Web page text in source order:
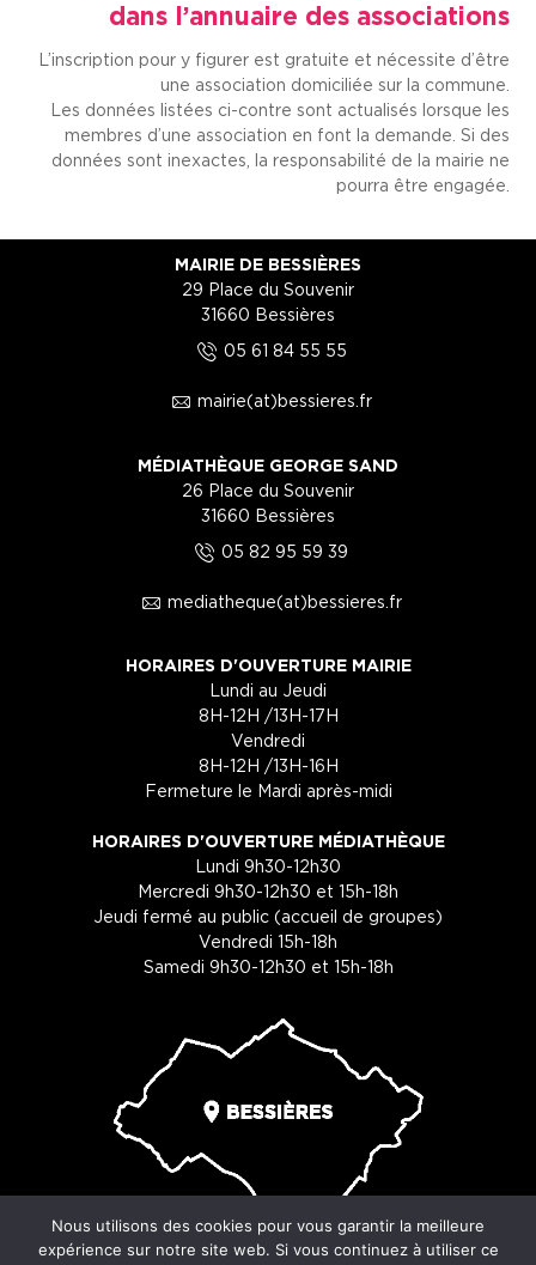
dans l’annuaire des associations
L’inscription pour y figurer est gratuite et nécessite d’être
une association domiciliée sur la commune.
Les données listées ci-contre sont actualisés lorsque les
membres d’une association en font la demande. Si des
données sont inexactes, la responsabilité de la mairie ne
pourra être engagée.
MAIRIE DE BESSIÈRES
29 Place du Souvenir
31660 Bessières
5 05 61 84 55 55
1 mairie(at)bessieres.fr
MÉDIATHÈQUE GEORGE SAND
26 Place du Souvenir
31660 Bessières
5 05 82 95 59 39
1 mediatheque(at)bessieres.fr
HORAIRES D'OUVERTURE MAIRIE
Lundi au Jeudi
8H-12H /13H-17H
Vendredi
8H-12H /13H-16H
Fermeture le Mardi après-midi
HORAIRES D'OUVERTURE MÉDIATHÈQUE
Lundi 9h30-12h30
Mercredi 9h30-12h30 et 15h-18h
Jeudi fermé au public (accueil de groupes)
Vendredi 15h-18h
Samedi 9h30-12h30 et 15h-18h
Nous utilisons des cookies pour vous garantir la meilleure
expérience sur notre site web. Si vous continuez à utiliser ce